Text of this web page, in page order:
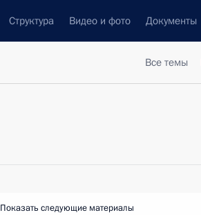
Структура Видео и фото Документы
Все темы
Показать следующие материалы